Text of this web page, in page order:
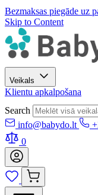
Bezmaksas piegāde uz
Skip to Content
Veikals
Klientu apkalpošana
Search
info@babydo.lt
0